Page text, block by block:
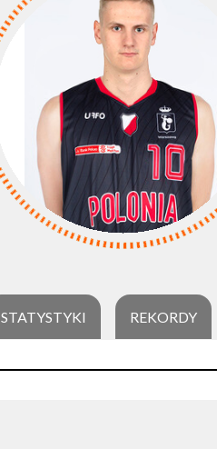
STATYSTYKI REKORDY